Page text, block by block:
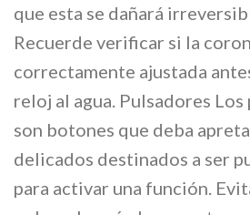
que esta se dañará
Recuerde verificar si la
correctamente ajustada
reloj al agua. Pulsadores
son botones que deba
delicados destinados a ser
para activar una función.